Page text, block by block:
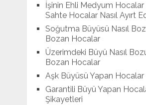
İşinin Ehli Medyum Hocalar
Sahte Hocalar Nasıl Ayırt
Soğutma Büyüsü Nasıl
Bozan Hocalar
Üzerimdeki Büyü Nasıl
Bozan Hocalar
Aşk Büyüsü Yapan Hocalar
Garantili Büyü Yapan
Şikayetleri